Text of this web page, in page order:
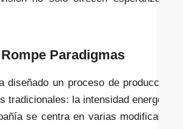
Paradigmas
un proceso de producción de
la intensidad energética y
se centra en varias modificaciones